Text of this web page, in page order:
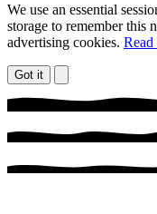
We use an essential
storage to remember this
advertising cookies. Read
Got it